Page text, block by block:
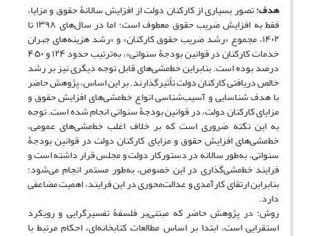
هدف:تصور بسیاری از کارکنان دولت از افزایش سالانۀ حقوق و مزایا،
فقط به افزایش ضریب حقوق معطوف است؛ اما در سال‌های ۱۳۹۸ تا
۱۴۰۲، مجموع «رشد ضریب حقوق کارکنان» و «رشد هزینه‌های جبران
خدمات کارکنان در قوانین بودجۀ سنواتی»، به‌ترتیب حدود ۱۲۴ و ۴۵۰
درصد بوده است. بنابراین خط‌مشی‌های قابل توجه دیگری نیز بر رشد
خالص دریافتی کارکنان دولت تأثیرگذارند. بر این اساس، پژوهش حاضر
با هدف شناسایی و آسیب‌شناسی انواع خط‌مشی‌های افزایش حقوق و
مزایای کارکنان دولت، در قوانین بودجۀ سنواتی انجام شده است. توجه
به این نکته ضروری است که بر خلاف اغلب خط‌مشی‌های عمومی،
خط‌مشی‌های افزایش حقوق و مزایای کارکنان دولت در قوانین بودجۀ
سنواتی، به‌طور سالانه در دستورکار دولت و مجلس قرار داشته است و
فرایند خط‌مشی‌گذاری در این‌ خصوص، به‌طور مستمر انجام می‌شود؛
بنابراین ارتقای کارآمدی و عدالت‌محوری در این فرایند، اهمیت مضاعفی
دارد.
روش: در پژوهش‌ حاضر که مبتنی‌بر فلسفۀ تفسیرگرایی و رویکرد
استقرایی است، ابتدا بر اساس مطالعات کتابخانه‌ای، احکام مرتبط با